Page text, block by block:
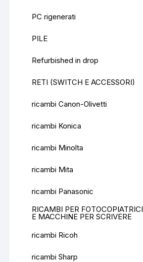
PC rigenerati
PILE
Refurbished in drop
RETI (SWITCH E ACCESSORI)
ricambi Canon-Olivetti
ricambi Konica
ricambi Minolta
ricambi Mita
ricambi Panasonic
RICAMBI PER FOTOCOPIATRICI
E MACCHINE PER SCRIVERE
ricambi Ricoh
ricambi Sharp